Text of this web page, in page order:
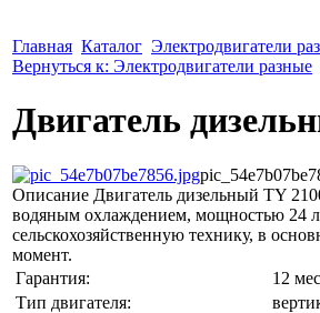
Главная Каталог Электродвигатели
Вернуться к: Электродвигатели разные
Двигатель
Описание Двигатель дизельный TY
водяным охлаждением, мощностью 24
сельскохозяйственную технику, в
момент.
Гарантия:
12
Тип двигателя: